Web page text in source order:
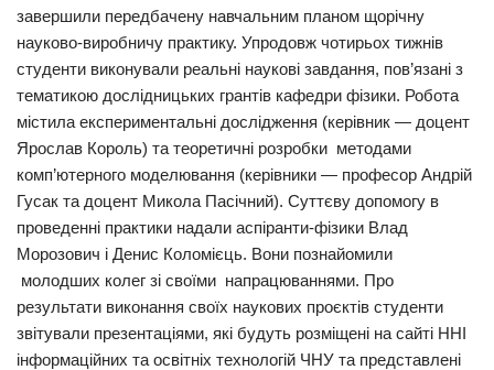
завершили передбачену навчальним планом щорічну
науково-виробничу практику. Упродовж чотирьох тижнів
студенти виконували реальні наукові завдання, пов’язані з
тематикою дослідницьких грантів кафедри фізики. Робота
містила експериментальні дослідження (керівник — доцент
Ярослав Король) та теоретичні розробки методами
комп’ютерного моделювання (керівники — професор Андрій
Гусак та доцент Микола Пасічний). Суттєву допомогу в
проведенні практики надали аспіранти-фізики Влад
Морозович і Денис Коломієць. Вони познайомили
молодших колег зі своїми напрацюваннями. Про
результати виконання своїх наукових проєктів студенти
звітували презентаціями, які будуть розміщені на сайті ННІ
інформаційних та освітніх технологій ЧНУ та представлені